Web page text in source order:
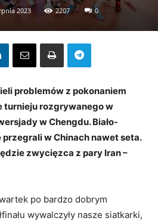
2023 2207 0
problemów z pokonaniem
turnieju rozgrywanego w
w Chengdu. Biało-
w Chinach nawet seta.
zwycięzca z pary Iran –
po bardzo dobrym
wywalczyły nasze siatkarki,